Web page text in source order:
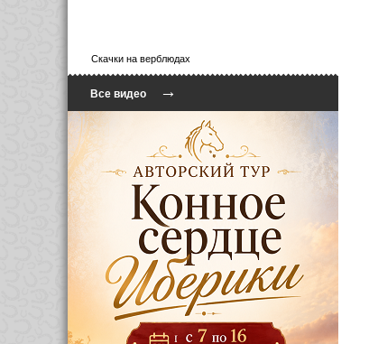
Скачки на верблюдах
Все видео→